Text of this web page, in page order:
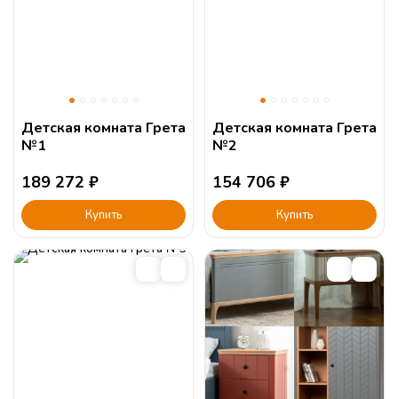
Детская комната Грета
№1
189 272 ₽
Купить
Детская комната Грета
№2
154 706 ₽
Купить